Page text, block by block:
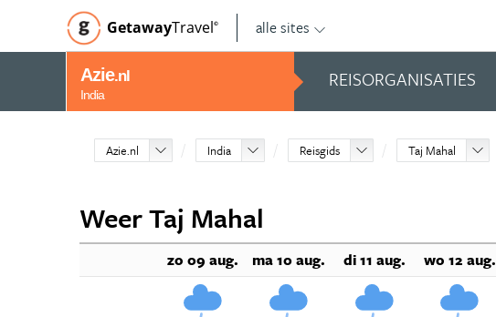
GetawayTravel© alle sites
Azie.nl
India
REISORGANISATIES
Azie.nl India Reisgids Taj Mahal
Weer Taj Mahal
zo 09 aug. ma 10 aug. di 11 aug. wo 12 aug.